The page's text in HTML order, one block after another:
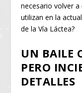
necesario volver a
utilizan en la
de la Vía Láctea?
UN BAILE
PERO
DETALLES